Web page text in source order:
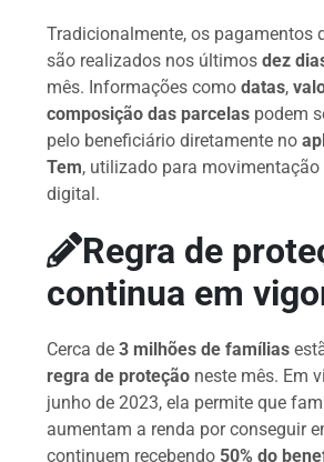
Tradicionalmente, os pagamentos
são realizados nos últimosdez
mês. Informações comodatas,
composição das parcelas podem
pelo beneficiário diretamente no
Tem, utilizado para
digital.
Regra de
continua em
Cerca de3 milhões de famílias
regra de proteção neste mês. Em
junho de 2023, ela permite que
aumentam a renda por conseguir
continuem recebendo 50% do